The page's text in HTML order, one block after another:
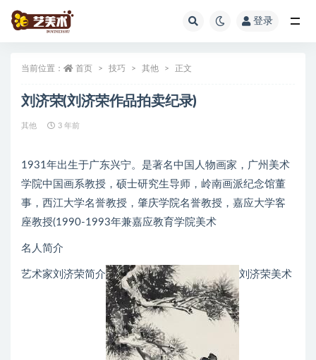
登录
当前位置： 首页 技巧 其他 正文
刘济荣(刘济荣作品拍卖纪录)
其他 3 年前
1931年出生于广东兴宁。是著名中国人物画家，广州美术
学院中国画系教授，硕士研究生导师，岭南画派纪念馆董
事，西江大学名誉教授，肇庆学院名誉教授，嘉应大学客
座教授(1990-1993年兼嘉应教育学院美术
名人简介
艺术家刘济荣简介 刘济荣美术